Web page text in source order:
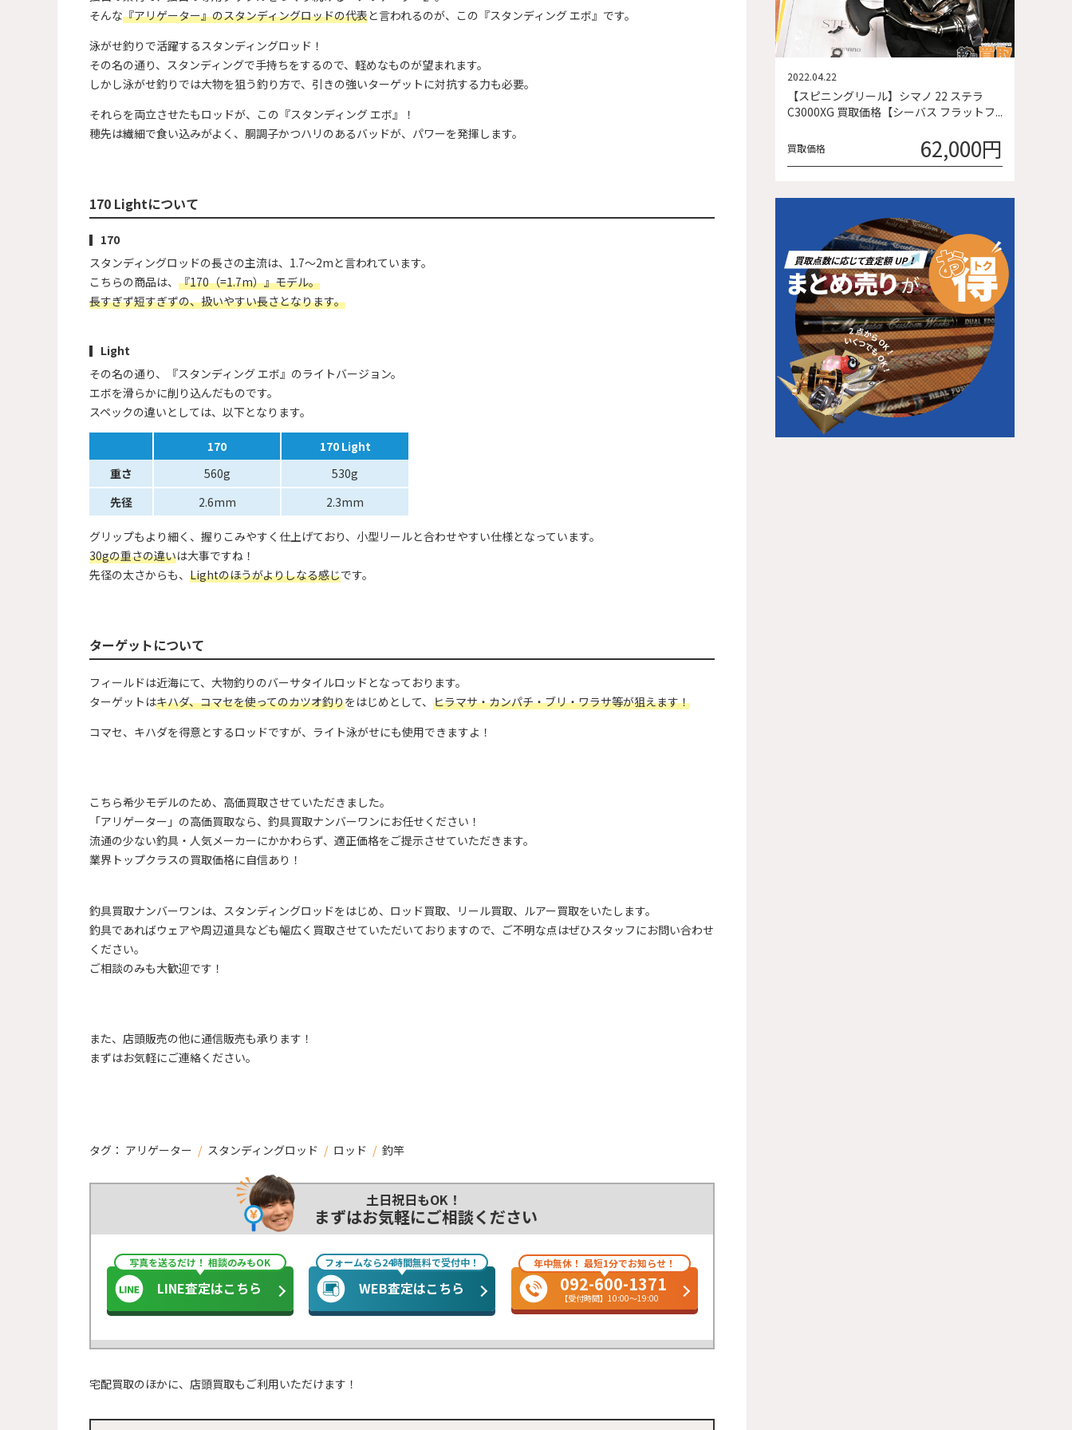
そんな『アリゲーター』のスタンディングロッドの代表と言われるのが、この『スタンディング エボ』です。
泳がせ釣りで活躍するスタンディングロッド！
その名の通り、スタンディングで手持ちをするので、軽めなものが望まれます。
しかし泳がせ釣りでは大物を狙う釣り方で、引きの強いターゲットに対抗する力も必要。
それらを両立させたもロッドが、この『スタンディング エボ』！
穂先は繊細で食い込みがよく、胴調子かつハリのあるバッドが、パワーを発揮します。
170 Lightについて
170
スタンディングロッドの長さの主流は、1.7～2mと言われています。
こちらの商品は、 『170（=1.7m）』モデル。
長すぎず短すぎずの、扱いやすい長さとなります。
Light
その名の通り、『スタンディング エボ』のライトバージョン。
エボを滑らかに削り込んだものです。
スペックの違いとしては、以下となります。
170
170 Light
重さ
560g
530g
先径
2.6mm 2.3mm
グリップもより細く、握りこみやすく仕上げており、小型リールと合わせやすい仕様となっています。
30gの重さの違いは大事ですね！
先径の太さからも、 Lightのほうがよりしなる感じです。
ターゲットについて
フィールドは近海にて、大物釣りのバーサタイルロッドとなっております。
ターゲットはキハダ、コマセを使ってのカツオ釣りをはじめとして、 ヒラマサ・カンパチ・ブリ・ワラサ等が狙えます！
コマセ、キハダを得意とするロッドですが、ライト泳がせにも使用できますよ！
こちら希少モデルのため、高価買取させていただきました。
「アリゲーター」の高価買取なら、釣具買取ナンバーワンにお任せください！
流通の少ない釣具・人気メーカーにかかわらず、適正価格をご提示させていただきます。
業界トップクラスの買取価格に自信あり！
釣具買取ナンバーワンは、スタンディングロッドをはじめ、ロッド買取、リール買取、ルアー買取をいたします。
釣具であればウェアや周辺道具なども幅広く買取させていただいておりますので、ご不明な点はぜひスタッフにお問い合わせ
ください。
ご相談のみも大歓迎です！
また、店頭販売の他に通信販売も承ります！
まずはお気軽にご連絡ください。
タグ： アリゲーター / スタンディングロッド / ロッド / 釣竿
土日祝日もOK！
まずはお気軽にご相談ください
写真を送るだけ！ 相談のみもOK
LINE査定はこちら
フォームなら24時間無料で受付中！
WEB査定はこちら
年中無休！ 最短1分でお知らせ！
092-600-1371
【受付時間】10:00～19:00
宅配買取のほかに、店頭買取もご利用いただけます！
【スピニングリール】シマノ 22 ステラ
C3000XG 買取価格【シーバス フラットフ...
2022.04.22
買取価格 62,000円